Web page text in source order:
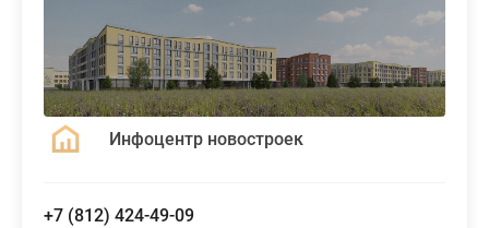
Инфоцентр новостроек
+7 (812) 424-49-09